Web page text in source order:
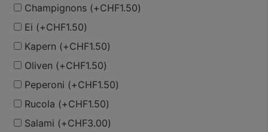
Champignons (+CHF1.50)
Ei (+CHF1.50)
Kapern (+CHF1.50)
Oliven (+CHF1.50)
Peperoni (+CHF1.50)
Rucola (+CHF1.50)
Salami (+CHF3.00)